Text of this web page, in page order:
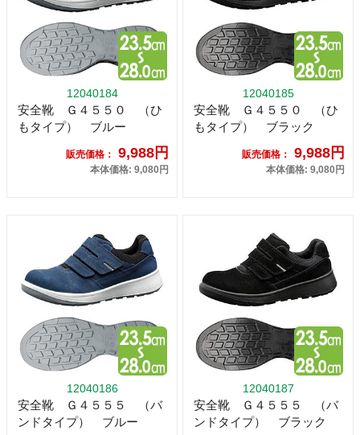
12040184
安全靴 Ｇ４５５０ （ひ
もタイプ） ブルー
販売価格： 9,988円
本体価格: 9,080円
12040185
安全靴 Ｇ４５５０ （ひ
もタイプ） ブラック
販売価格： 9,988円
本体価格: 9,080円
12040186
安全靴 Ｇ４５５５ （バ
ンドタイプ） ブルー
12040187
安全靴 Ｇ４５５５ （バ
ンドタイプ） ブラック